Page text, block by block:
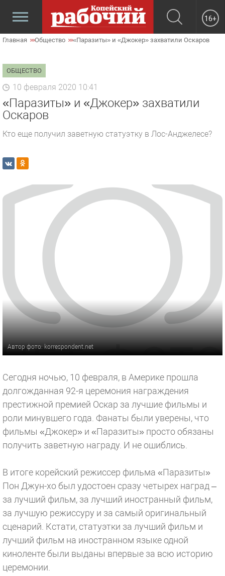
16+
Главная Общество «Паразиты» и «Джокер» захватили Оскаров
ОБЩЕСТВО
10 февраля 2020 10:41
«Паразиты» и «Джокер» захватили
Оскаров
Кто еще получил заветную статуэтку в Лос-Анджелесе?
Автор фото: korrespondent.net
Сегодня ночью, 10 февраля, в Америке прошла
долгожданная 92-я церемония награждения
престижной премией Оскар за лучшие фильмы и
роли минувшего года. Фанаты были уверены, что
фильмы «Джокер» и «Паразиты» просто обязаны
получить заветную награду. И не ошиблись.
В итоге корейский режиссер фильма «Паразиты»
Пон Джун-хо был удостоен сразу четырех наград –
за лучший фильм, за лучший иностранный фильм,
за лучшую режиссуру и за самый оригинальный
сценарий. Кстати, статуэтки за лучший фильм и
лучший фильм на иностранном языке одной
киноленте были выданы впервые за всю историю
церемонии.